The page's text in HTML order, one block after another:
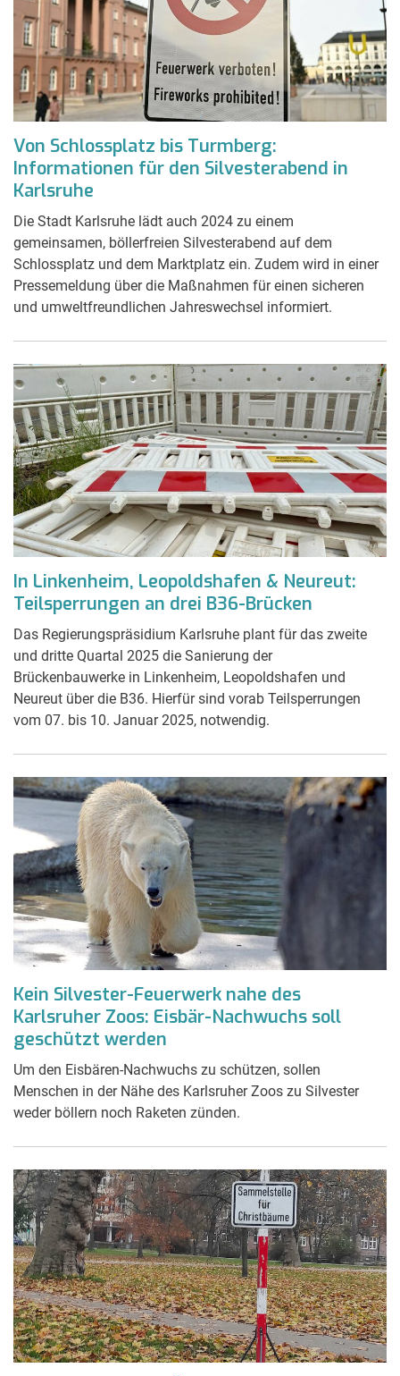
Von Schlossplatz bis Turmberg:
Informationen für den Silvesterabend in
Karlsruhe
Die Stadt Karlsruhe lädt auch 2024 zu einem
gemeinsamen, böllerfreien Silvesterabend auf dem
Schlossplatz und dem Marktplatz ein. Zudem wird in einer
Pressemeldung über die Maßnahmen für einen sicheren
und umweltfreundlichen Jahreswechsel informiert.
In Linkenheim, Leopoldshafen & Neureut:
Teilsperrungen an drei B36-Brücken
Das Regierungspräsidium Karlsruhe plant für das zweite
und dritte Quartal 2025 die Sanierung der
Brückenbauwerke in Linkenheim, Leopoldshafen und
Neureut über die B36. Hierfür sind vorab Teilsperrungen
vom 07. bis 10. Januar 2025, notwendig.
Kein Silvester-Feuerwerk nahe des
Karlsruher Zoos: Eisbär-Nachwuchs soll
geschützt werden
Um den Eisbären-Nachwuchs zu schützen, sollen
Menschen in der Nähe des Karlsruher Zoos zu Silvester
weder böllern noch Raketen zünden.